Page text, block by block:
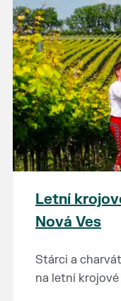
Letní
Nová Ves
Stárci a
na letní krojové